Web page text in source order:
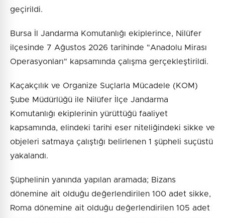
geçirildi.
Bursa İl Jandarma Komutanlığı ekiplerince, Nilüfer
ilçesinde 7 Ağustos 2026 tarihinde "Anadolu Mirası
Operasyonları" kapsamında çalışma gerçekleştirildi.
Kaçakçılık ve Organize Suçlarla Mücadele (KOM)
Şube Müdürlüğü ile Nilüfer İlçe Jandarma
Komutanlığı ekiplerinin yürüttüğü faaliyet
kapsamında, elindeki tarihi eser niteliğindeki sikke ve
objeleri satmaya çalıştığı belirlenen 1 şüpheli suçüstü
yakalandı.
Şüphelinin yanında yapılan aramada; Bizans
dönemine ait olduğu değerlendirilen 100 adet sikke,
Roma dönemine ait olduğu değerlendirilen 105 adet